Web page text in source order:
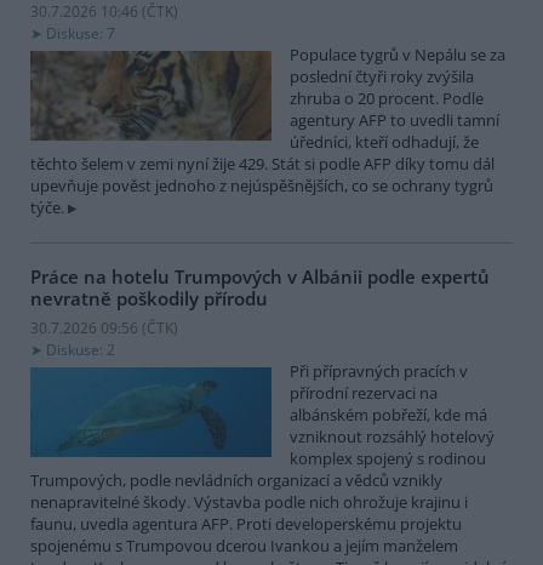
30.7.2026 10:46 (ČTK)
Diskuse: 7
Populace tygrů v Nepálu se za
poslední čtyři roky zvýšila
zhruba o 20 procent. Podle
agentury AFP to uvedli tamní
úředníci, kteří odhadují, že
těchto šelem v zemi nyní žije 429. Stát si podle AFP díky tomu dál
upevňuje pověst jednoho z nejúspěšnějších, co se ochrany tygrů
týče.
Práce na hotelu Trumpových v Albánii podle expertů
nevratně poškodily přírodu
30.7.2026 09:56 (ČTK)
Diskuse: 2
Při přípravných pracích v
přírodní rezervaci na
albánském pobřeží, kde má
vzniknout rozsáhlý hotelový
komplex spojený s rodinou
Trumpových, podle nevládních organizací a vědců vznikly
nenapravitelné škody. Výstavba podle nich ohrožuje krajinu i
faunu, uvedla agentura AFP. Proti developerskému projektu
spojenému s Trumpovou dcerou Ivankou a jejím manželem